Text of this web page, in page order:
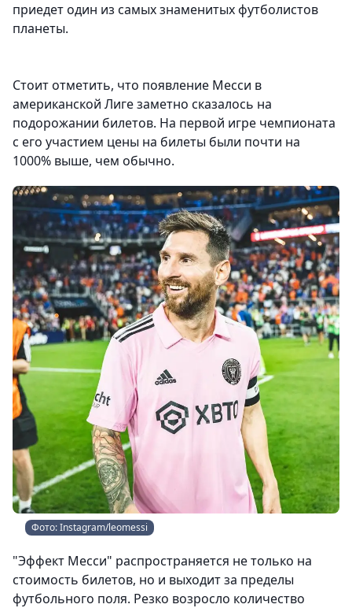
приедет один из самых знаменитых футболистов
планеты.
Стоит отметить, что появление Месси в
американской Лиге заметно сказалось на
подорожании билетов. На первой игре чемпионата
с его участием цены на билеты были почти на
1000% выше, чем обычно.
Фото: Instagram/leomessi
"Эффект Месси" распространяется не только на
стоимость билетов, но и выходит за пределы
футбольного поля. Резко возросло количество